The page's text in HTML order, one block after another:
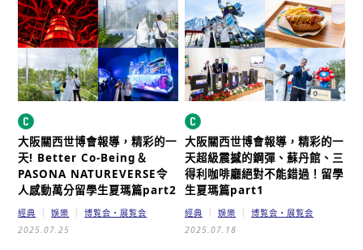
大阪關西世博會報導，精彩的一
天! Better Co-Being＆
PASONA NATUREVERSE令
人感動萬分留學生夏瑪篇part2
經典 娛樂
博覧会・展覧会
2025.07.25
大阪關西世博會報導，精彩的一
天超級震撼的鋼彈、蘇丹館、三
得利咖啡廳絕對不能錯過！ 留學
生夏瑪篇part1
經典 娛樂
博覧会・展覧会
2025.07.18